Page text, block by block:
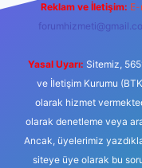
Reklam ve İletişim:
Yasal Uyarı: Sitemiz,
ve İletişim Kurumu
olarak hizmet
olarak denetleme veya
Ancak, üyelerimiz
siteye üye olarak bu